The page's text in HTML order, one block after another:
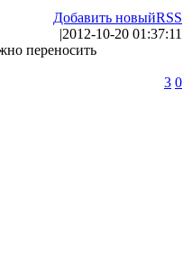
Добавить новыйRSS
|2012-10-20 01:37:11
переносить
3 0